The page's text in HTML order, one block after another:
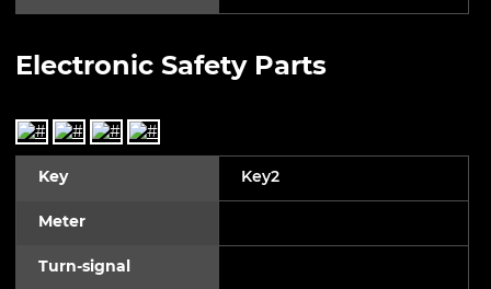
Electronic Safety Parts
Key Key2
Meter
Turn-signal